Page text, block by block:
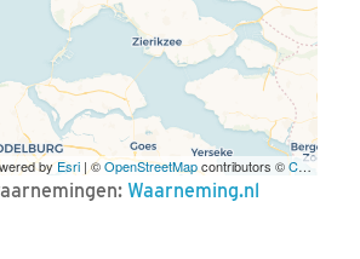
byEsri | ©OpenStreetMapcontributors ©CARTO
Waarneming.nl